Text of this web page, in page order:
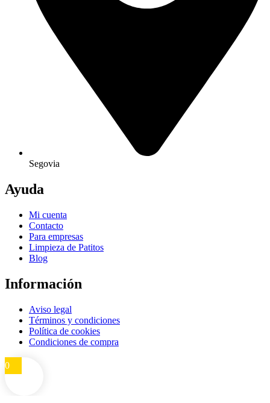
Segovia
Ayuda
Mi cuenta
Contacto
Para empresas
Limpieza de Patitos
Blog
Información
Aviso legal
Términos y condiciones
Política de cookies
Condiciones de compra
0